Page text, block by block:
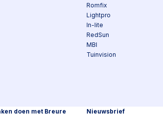
Romfix
Lightpro
In-lite
RedSun
MBI
Tuinvision
doen met Breure Nieuwsbrief